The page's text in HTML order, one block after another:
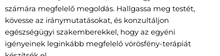
számára megfelelő megoldás. Hallgassa meg testét,
kövesse az iránymutatásokat, és konzultáljon
egészségügyi szakemberekkel, hogy az egyéni
igényeinek leginkább megfelelő vörösfény-terápiát